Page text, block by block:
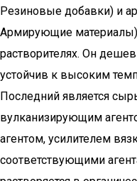
Резиновые добавки) и
Армирующие материалы)
растворителях. Он
устойчив к высоким
Последний является
вулканизирующим
агентом, усилителем
соответствующими